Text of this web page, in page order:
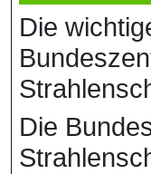
Die
Die